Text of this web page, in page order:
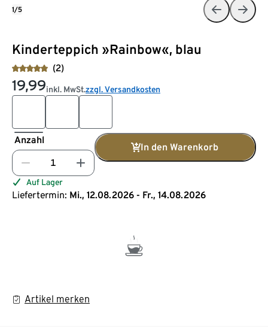
Kinderteppich »Rainbow«, blau
(2)
19,99inkl. MwSt.zzgl. Versandkosten
Anzahl
In den Warenkorb
Auf Lager
Liefertermin: Mi., 12.08.2026 - Fr., 14.08.2026
Artikel merken
1/5